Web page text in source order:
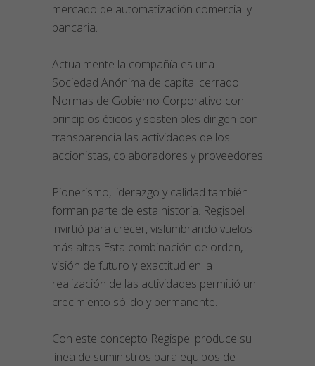
mercado de automatización comercial y
bancaria.
Actualmente la compañía es una
Sociedad Anónima de capital cerrado.
Normas de Gobierno Corporativo con
principios éticos y sostenibles dirigen con
transparencia las actividades de los
accionistas, colaboradores y proveedores
Pionerismo, liderazgo y calidad también
forman parte de esta historia. Regispel
invirtió para crecer, vislumbrando vuelos
más altos Esta combinación de orden,
visión de futuro y exactitud en la
realización de las actividades permitió un
crecimiento sólido y permanente.
Con este concepto Regispel produce su
línea de suministros para equipos de